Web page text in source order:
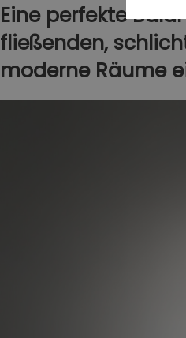
Eine perfekte
fließenden,
moderne Räume